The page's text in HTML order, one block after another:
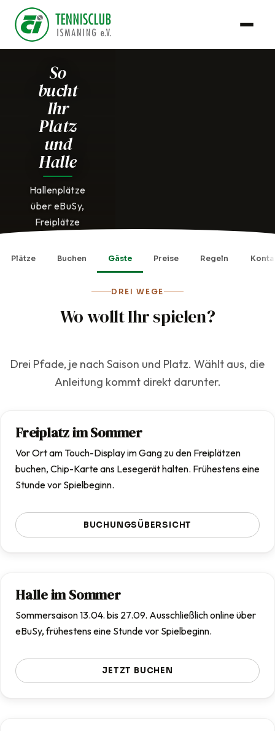
So
bucht
Ihr
Platz
und
Halle
Hallenplätze
über eBuSy,
Freiplätze
Display im
Plätze Buchen Gäste Preise Regeln
DREI WEGE
Wo wollt Ihr spielen?
Drei Pfade, je nach Saison und Platz. Wählt aus, die
Anleitung kommt direkt darunter.
Freiplatz im Sommer
Vor Ort am Touch-Display im Gang zu den Freiplätzen
buchen, Chip-Karte ans Lesegerät halten. Frühestens eine
Stunde vor Spielbeginn.
BUCHUNGSÜBERSICHT
Halle im Sommer
Sommersaison 13.04. bis 27.09. Ausschließlich online über
eBuSy, frühestens eine Stunde vor Spielbeginn.
JETZT BUCHEN